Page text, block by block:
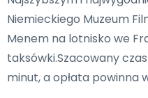
Niemieckiego Muzeum
Menem na lotnisko we
taksówki.Szacowany
minut, a opłata powinna